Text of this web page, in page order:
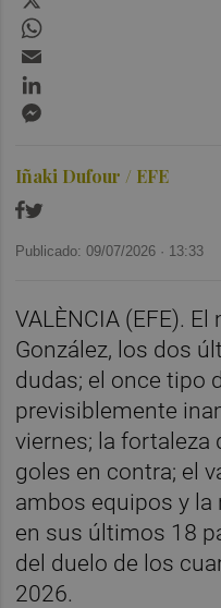
Iñaki Dufour / EFE
Publicado: 09/07/2026 · 13:33
VALÈNCIA (EFE).
González, los dos
dudas; el once tipo
previsiblemente
viernes; la fortaleza
goles en contra; el
ambos equipos y la
en sus últimos 18
del duelo de los
2026.